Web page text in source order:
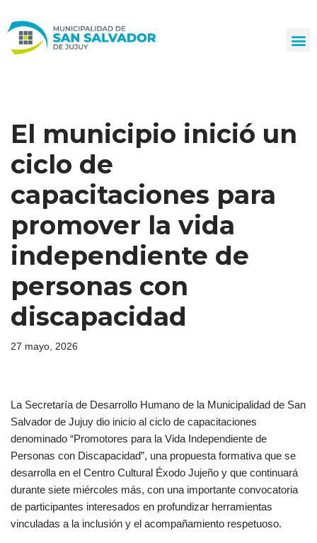
al
El municipio inició un
ciclo de
capacitaciones para
promover la vida
independiente de
personas con
discapacidad
27 mayo, 2026
La Secretaría de Desarrollo Humano de la Municipalidad de San
Salvador de Jujuy dio inicio al ciclo de capacitaciones
denominado “Promotores para la Vida Independiente de
Personas con Discapacidad”, una propuesta formativa que se
desarrolla en el Centro Cultural Éxodo Jujeño y que continuará
durante siete miércoles más, con una importante convocatoria
de participantes interesados en profundizar herramientas
vinculadas a la inclusión y el acompañamiento respetuoso.